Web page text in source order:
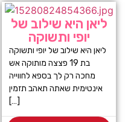
ליאן היא שילוב של
יופי ותשוקה
ליאן היא שילוב של יופי ותשוקה
בת 19 פצצה מותוקה אש
מחכה רק לך בספא לחווייה
אינטימית שאתה תאהב תזמין
[…]